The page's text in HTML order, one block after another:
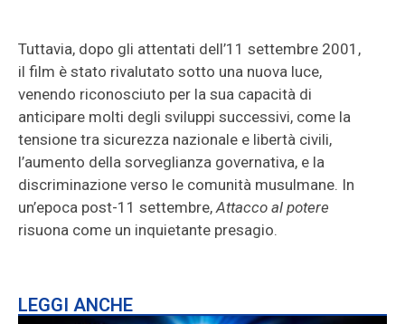
Tuttavia, dopo gli attentati dell’11 settembre 2001,
il film è stato rivalutato sotto una nuova luce,
venendo riconosciuto per la sua capacità di
anticipare molti degli sviluppi successivi, come la
tensione tra sicurezza nazionale e libertà civili,
l’aumento della sorveglianza governativa, e la
discriminazione verso le comunità musulmane. In
un’epoca post-11 settembre,Attacco al potere
risuona come un inquietante presagio.
LEGGI ANCHE